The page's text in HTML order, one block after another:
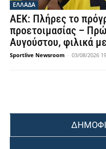
ΕΛΛΑΔΑ
ΑΕΚ: Πλήρες το
προετοιμασίας –
Αυγούστου, φιλικά
Sportlive Newsroom - 03/08/2026